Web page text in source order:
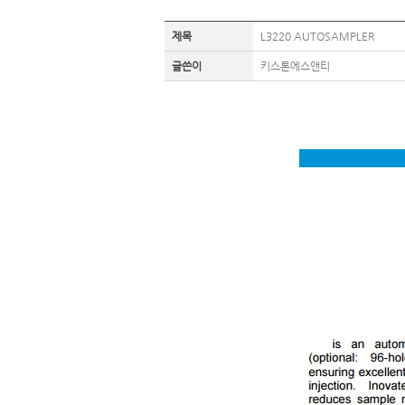
제목 L3220 AUTOSAMPLER
글쓴이 키스톤에스앤티